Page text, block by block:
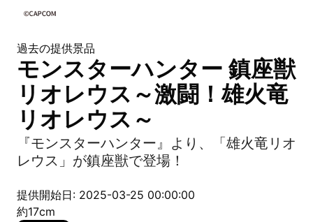
過去の提供景品
モンスターハンター 鎮座獣
リオレウス～激闘！雄火竜
リオレウス～
『モンスターハンター』より、「雄火竜リオ
レウス」が鎮座獣で登場！
提供開始日: 2025-03-25 00:00:00
約17cm